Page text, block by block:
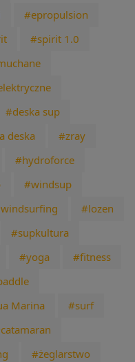
#epropulsion
#spirit 1.0
#deska sup
deska
#zray
#hydroforce
#windsup
#lozen
#supkultura
#yoga
#fitness
Marina
#surf
#żeglarstwo